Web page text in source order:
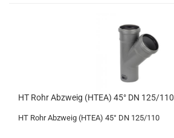
HT Rohr Abzweig (HTEA) 45° DN 125/110
HT Rohr Abzweig (HTEA) 45° DN 125/110